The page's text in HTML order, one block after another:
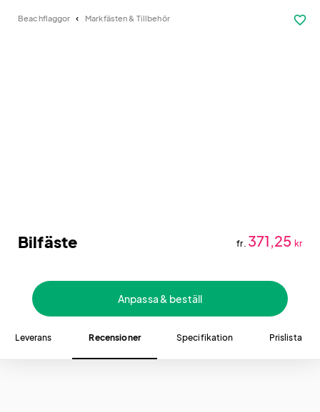
Beachflaggor Markfästen & Tillbehör favorite_border
Bilfäste fr. 371,25 kr
Anpassa & beställ
Leverans Recensioner Specifikation Prislista